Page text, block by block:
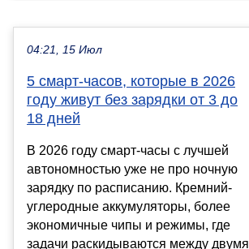
04:21, 15 Июл
5 смарт-часов, которые в 2026
году живут без зарядки от 3 до
18 дней
В 2026 году смарт-часы с лучшей
автономностью уже не про ночную
зарядку по расписанию. Кремний-
углеродные аккумуляторы, более
экономичные чипы и режимы, где
задачи раскидываются между двумя